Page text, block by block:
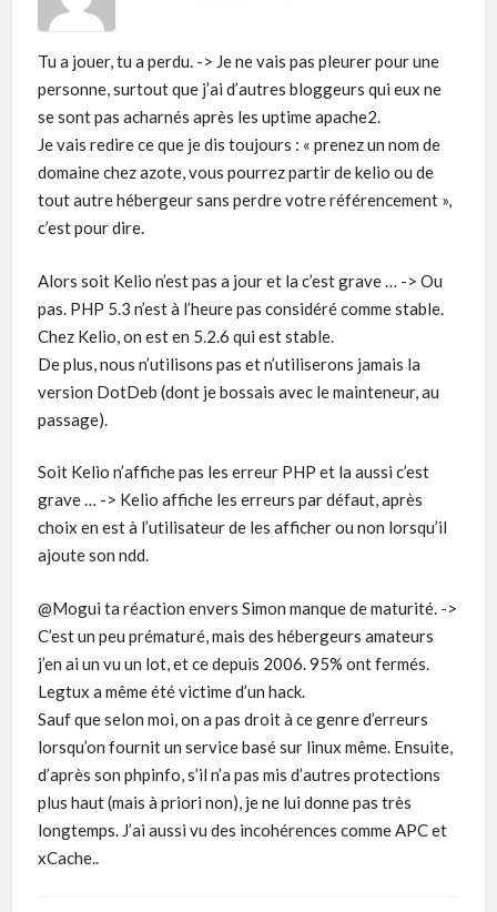
Tu a jouer, tu a perdu. -> Je ne vais pas pleurer pour une
personne, surtout que j’ai d’autres bloggeurs qui eux ne
se sont pas acharnés après les uptime apache2.
Je vais redire ce que je dis toujours : « prenez un nom de
domaine chez azote, vous pourrez partir de kelio ou de
tout autre hébergeur sans perdre votre référencement »,
c’est pour dire.
Alors soit Kelio n’est pas a jour et la c’est grave … -> Ou
pas. PHP 5.3 n’est à l’heure pas considéré comme stable.
Chez Kelio, on est en 5.2.6 qui est stable.
De plus, nous n’utilisons pas et n’utiliserons jamais la
version DotDeb (dont je bossais avec le mainteneur, au
passage).
Soit Kelio n’affiche pas les erreur PHP et la aussi c’est
grave … -> Kelio affiche les erreurs par défaut, après
choix en est à l’utilisateur de les afficher ou non lorsqu’il
ajoute son ndd.
@Mogui ta réaction envers Simon manque de maturité. ->
C’est un peu prématuré, mais des hébergeurs amateurs
j’en ai un vu un lot, et ce depuis 2006. 95% ont fermés.
Legtux a même été victime d’un hack.
Sauf que selon moi, on a pas droit à ce genre d’erreurs
lorsqu’on fournit un service basé sur linux même. Ensuite,
d’après son phpinfo, s’il n’a pas mis d’autres protections
plus haut (mais à priori non), je ne lui donne pas très
longtemps. J’ai aussi vu des incohérences comme APC et
xCache..